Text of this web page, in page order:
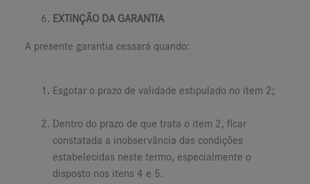
EXTINÇÃO DA GARANTIA
A presente garantia cessará quando:
Esgotar o prazo de validade estipulado no item 2;
Dentro do prazo de que trata o item 2, ficar
constatada a inobservância das condições
estabelecidas neste termo, especialmente o
disposto nos itens 4 e 5.